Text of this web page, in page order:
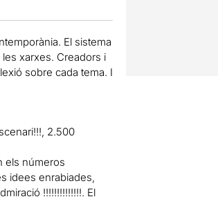
El sistema
xarxes. Creadors i
sobre cada tema. I
2.500
els números
idees enrabiades,
!!!!!!!!!!!!!!. El